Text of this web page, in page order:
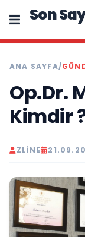
Son
ANA SAYFA/
Op.Dr.
Kimdir
ZLINE